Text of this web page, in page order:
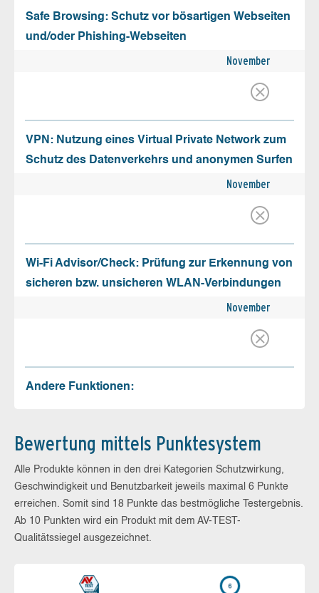
Safe Browsing: Schutz vor bösartigen Webseiten
und/oder Phishing-Webseiten
November
VPN: Nutzung eines Virtual Private Network zum
Schutz des Datenverkehrs und anonymen Surfen
November
Wi-Fi Advisor/Check: Prüfung zur Erkennung von
sicheren bzw. unsicheren WLAN-Verbindungen
November
Andere Funktionen:
Bewertung mittels Punktesystem
Alle Produkte können in den drei Kategorien Schutzwirkung,
Geschwindigkeit und Benutzbarkeit jeweils maximal 6 Punkte
erreichen. Somit sind 18 Punkte das bestmögliche Testergebnis.
Ab 10 Punkten wird ein Produkt mit dem AV-TEST-
Qualitätssiegel ausgezeichnet.